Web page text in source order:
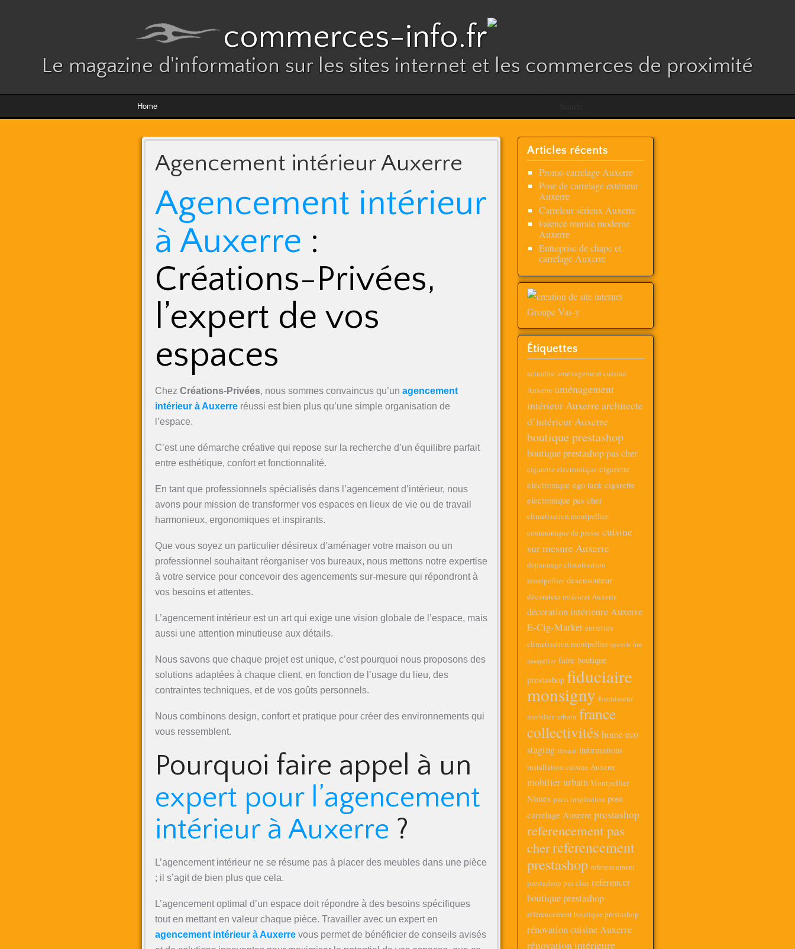
commerces-info.fr
Le magazine d'information sur les sites internet et les commerces de proximité
Home
Agencement intérieur Auxerre
Agencement intérieur
à Auxerre :
Créations-Privées,
l’expert de vos
espaces
Chez Créations-Privées, nous sommes convaincus qu’un agencement
intérieur à Auxerreréussi est bien plus qu’une simple organisation de
l’espace.
C’est une démarche créative qui repose sur la recherche d’un équilibre parfait
entre esthétique, confort et fonctionnalité.
En tant que professionnels spécialisés dans l’agencement d’intérieur, nous
avons pour mission de transformer vos espaces en lieux de vie ou de travail
harmonieux, ergonomiques et inspirants.
Que vous soyez un particulier désireux d’aménager votre maison ou un
professionnel souhaitant réorganiser vos bureaux, nous mettons notre expertise
à votre service pour concevoir des agencements sur-mesure qui répondront à
vos besoins et attentes.
L’agencement intérieur est un art qui exige une vision globale de l’espace, mais
aussi une attention minutieuse aux détails.
Nous savons que chaque projet est unique, c’est pourquoi nous proposons des
solutions adaptées à chaque client, en fonction de l’usage du lieu, des
contraintes techniques, et de vos goûts personnels.
Nous combinons design, confort et pratique pour créer des environnements qui
vous ressemblent.
Pourquoi faire appel à un
expert pour l’agencement
intérieur à Auxerre ?
L’agencement intérieur ne se résume pas à placer des meubles dans une pièce
; il s’agit de bien plus que cela.
L’agencement optimal d’un espace doit répondre à des besoins spécifiques
tout en mettant en valeur chaque pièce. Travailler avec un expert en
agencement intérieur à Auxerrevous permet de bénéficier de conseils avisés
Articles récents
Promo carrelage Auxerre
Pose de carrelage extérieur
Auxerre
Carreleur sérieux Auxerre
Faïence murale moderne
Auxerre
Entreprise de chape et
carrelage Auxerre
Étiquettes
actualite aménagement cuisine
Auxerre aménagement
intérieur Auxerrearchitecte
d’intérieur Auxerre
boutique prestashop
boutique prestashop pas cher
cigarette electronique cigarette
electronique ego tank cigarette
electronique pas cher
climatisation montpellier
communique de presse cuisine
sur mesure Auxerre
depannage climatisation
montpellier desenvouteur
décorateur intérieur Auxerre
décoration intérieure Auxerre
E-Cig-Market entretien
climatisation montpellier epicerie fine
montpellier faire boutique
prestashop fiduciaire
monsigny fournisseur
mobilier urbain france
collectivités home eco
staging Hérault informations
installation cuisine Auxerre
mobilier urbain Montpellier
Nîmes paris inspiration pose
carrelage Auxerre prestashop
referencement pas
cherreferencement
prestashop referencement
prestashop pas cher referencer
boutique prestashop
référencement boutique prestashop
rénovation cuisine Auxerre
rénovation intérieure